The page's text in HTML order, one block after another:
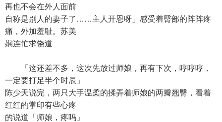
再也不会在外人面前
自称是别人的妻子了……主人开恩呀」感受着臀部的阵阵疼
痛，外加羞耻。苏美
娴连忙求饶道
「这还差不多，这次先放过师娘，再有下次，哼哼哼，
一定要打足半个时辰」
陈少天说完，两只大手温柔的揉弄着师娘的两瓣翘臀，看着
红红的掌印有些心疼
的说道「师娘，疼吗」